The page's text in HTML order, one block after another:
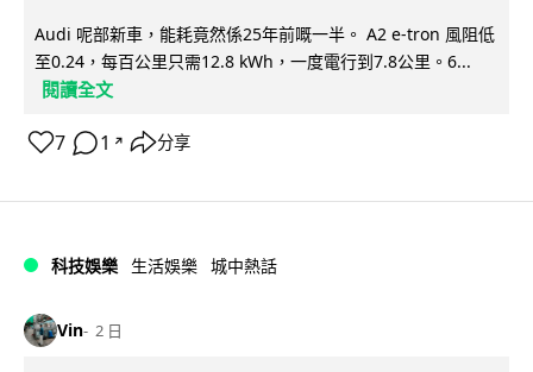
Audi 呢部新車，能耗竟然係25年前嘅一半。 A2 e-tron 風阻低
至0.24，每百公里只需12.8 kWh，一度電行到7.8公里。6...
閱讀全文
7 1 ↗ 分享
科技娛樂 生活娛樂 城中熱話
Vin 2 日